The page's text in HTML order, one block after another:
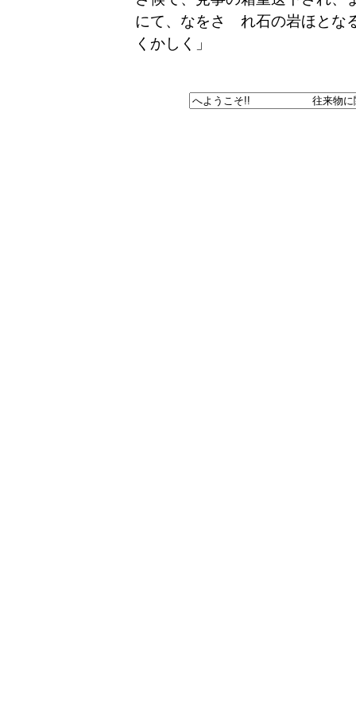
にて、なをさゝれ石の岩ほとな
くかしく」